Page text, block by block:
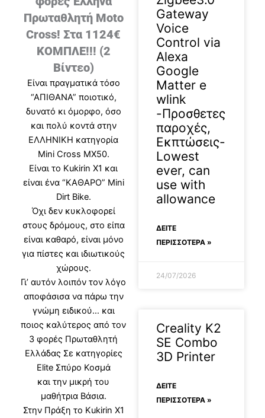
Πρωταθλητή Moto
Cross! Στα 1124€
ΚΟΜΠΛΕ!!! (2
Βίντεο)
Είναι πραγματικά τόσο
“ΑΠΙΘΑΝΑ” ποιοτικό,
δυνατό κι όμορφο, όσο
και πολύ κοντά στην
ΕΛΛΗΝΙΚΗ κατηγορία
Mini Cross ΜΧ50.
Είναι το Kukirin X1 και
είναι ένα “ΚΑΘΑΡΟ” Mini
Dirt Bike.
Όχι δεν κυκλοφορεί
στους δρόμους, στο είπα
είναι καθαρό, είναι μόνο
για πίστες και ιδιωτικούς
χώρους.
Γι’ αυτόν λοιπόν τον λόγο
αποφάσισα να πάρω την
γνώμη ειδικού… και
ποιος καλύτερος από τον
3 φορές Πρωταθλητή
Ελλάδας Σε κατηγορίες
Elite Σπύρο Κοσμά
και την μικρή του
μαθήτρια Βάσια.
Στην Πράξη το Kukirin X1
Gateway
Voice
Control via
Alexa
Google
Matter e
wlink
-Προσθετες
παροχές,
Εκπτώσεις-
Lowest
ever, can
use with
allowance
ΔΕΊΤΕ
ΠΕΡΙΣΣΟΤΕΡΑ »
24/07/2026
Creality K2
SE Combo
3D Printer
ΔΕΊΤΕ
ΠΕΡΙΣΣΟΤΕΡΑ »